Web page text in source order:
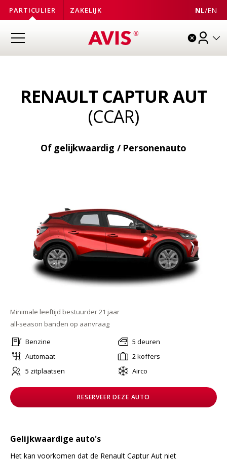
PARTICULIER ZAKELIJK NL/EN
RENAULT CAPTUR AUT
(CCAR)
Of gelijkwaardig / Personenauto
Minimale leeftijd bestuurder 21 jaar
all-season banden op aanvraag
Benzine
Automaat
5 zitplaatsen
5 deuren
2 koffers
Airco
RESERVEER DEZE AUTO
Gelijkwaardige auto's
Het kan voorkomen dat de Renault Captur Aut niet